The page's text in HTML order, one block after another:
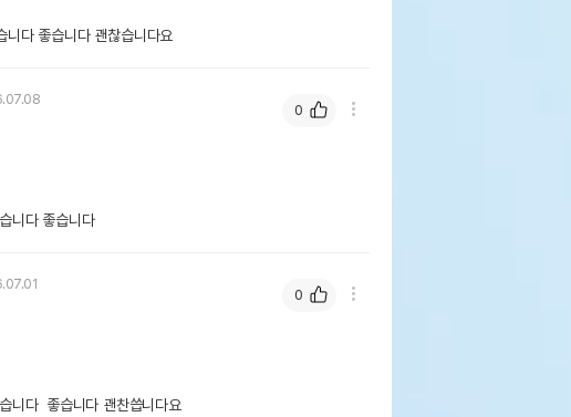
니다 좋습니다 괜찮습니다요
니다 좋습니다
0
니다  좋습니다 괜찬씁니다요
0